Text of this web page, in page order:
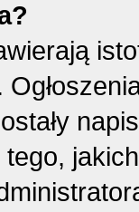
tego,